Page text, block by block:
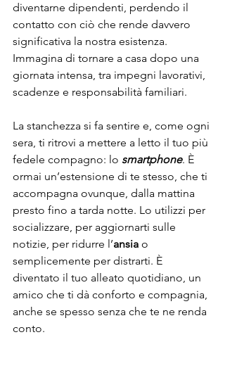
diventarne dipendenti, perdendo il
contatto con ciò che rende davvero
significativa la nostra esistenza.
Immagina di tornare a casa dopo una
giornata intensa, tra impegni lavorativi,
scadenze e responsabilità familiari.
La stanchezza si fa sentire e, come ogni
sera, ti ritrovi a mettere a letto il tuo più
fedele compagno: lo smartphone. È
ormai un’estensione di te stesso, che ti
accompagna ovunque, dalla mattina
presto fino a tarda notte. Lo utilizzi per
socializzare, per aggiornarti sulle
notizie, per ridurre l’ansia o
semplicemente per distrarti. È
diventato il tuo alleato quotidiano, un
amico che ti dà conforto e compagnia,
anche se spesso senza che te ne renda
conto.